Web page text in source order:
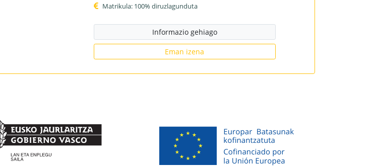
Matrikula: 100% diruzlagunduta
Informazio gehiago
Eman izena